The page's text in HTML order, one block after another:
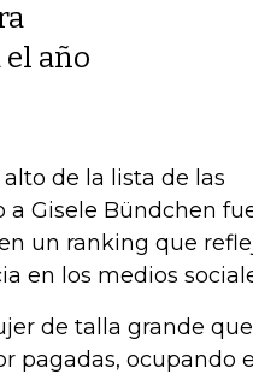
año
de la lista de las
Gisele Bündchen
un ranking que
en los medios
de talla grande que
pagadas, ocupando el